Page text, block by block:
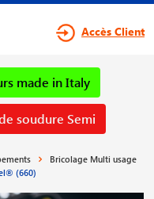
Accès Client
made in Italy
soudure Semi
Bricolage Multi usage
(660)